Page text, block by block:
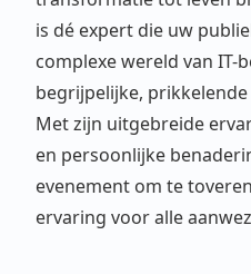
is dé expert die uw
complexe wereld van IT-
begrijpelijke,
Met zijn uitgebreide
en persoonlijke
evenement om te
ervaring voor alle